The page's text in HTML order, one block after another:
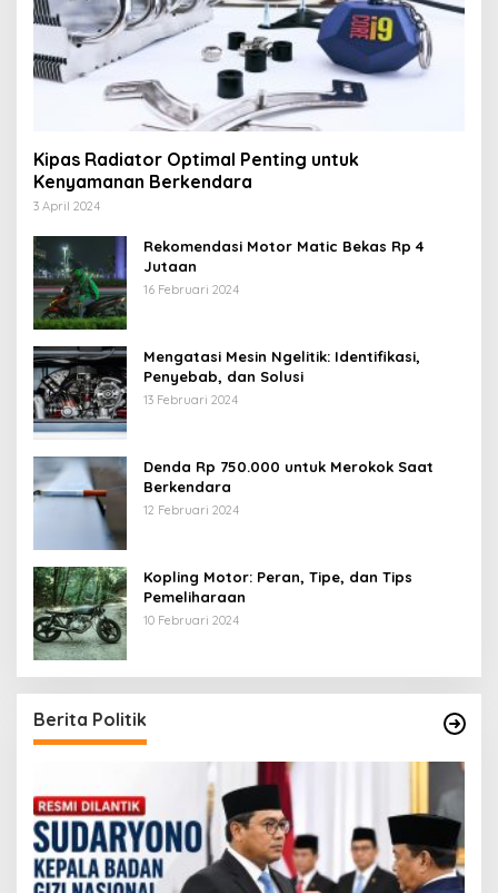
Kipas Radiator Optimal Penting untuk
Kenyamanan Berkendara
3 April 2024
Rekomendasi Motor Matic Bekas Rp 4
Jutaan
16 Februari 2024
Mengatasi Mesin Ngelitik: Identifikasi,
Penyebab, dan Solusi
13 Februari 2024
Denda Rp 750.000 untuk Merokok Saat
Berkendara
12 Februari 2024
Kopling Motor: Peran, Tipe, dan Tips
Pemeliharaan
10 Februari 2024
Berita Politik